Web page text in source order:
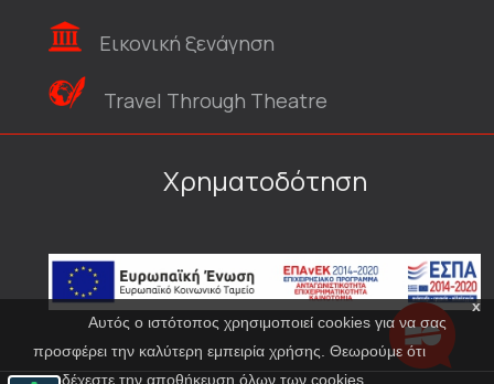
x
Αυτός ο ιστότοπος χρησιμοποιεί cookies για να σας
προσφέρει την καλύτερη εμπειρία χρήσης. Θεωρούμε ότι
αποδέχεστε την αποθήκευση όλων των cookies.
Εικονική ξενάγηση
Travel Through Theatre
Χρηματοδότηση